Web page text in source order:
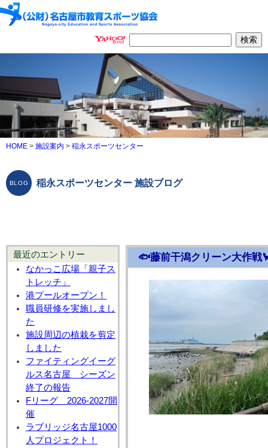
HOME > 施設案内 > 稲永スポーツセンター
稲永スポーツセンター 施設ブログ
最近のエントリー
なかっこ広場「親子ス
トレッチ」
港プールオープン！
職員研修を実施しまし
た
施設周辺の植栽を剪定
しました
ファイティングイーグ
ルス名古屋 シーズン
終了の報告
Fリーグ 2026-2027開
催
ラブリッジ名古屋1000
人プロジェクト！
🐟藤前干潟クリーン大作戦